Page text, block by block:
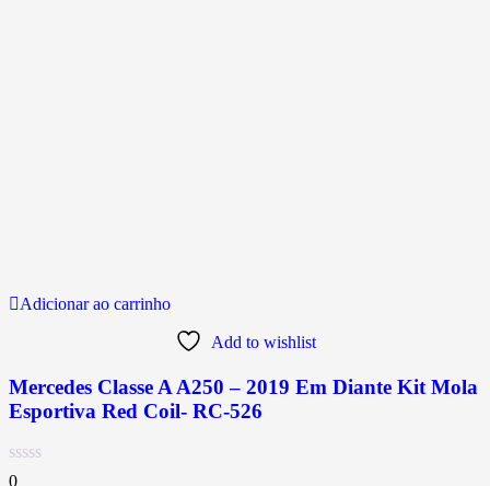
Adicionar ao carrinho
Add to wishlist
Mercedes Classe A A250 – 2019 Em Diante Kit Mola
Esportiva Red Coil- RC-526
0